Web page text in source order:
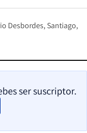
Desbordes Santiago
ser suscriptor.